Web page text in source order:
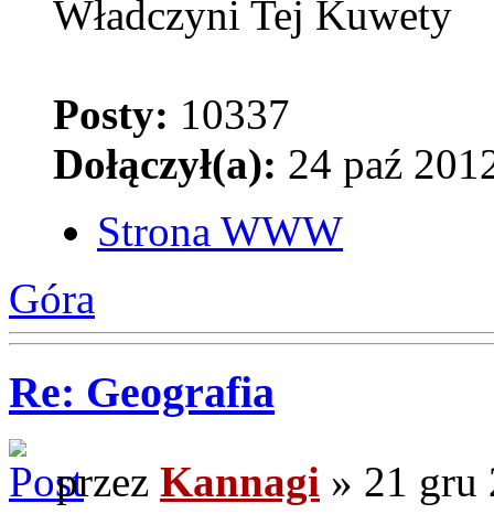
Władczyni Tej Kuwety
Posty: 10337
Dołączył(a): 24 paź
Strona WWW
Góra
Re: Geografia
przez Kannagi » 21 gru